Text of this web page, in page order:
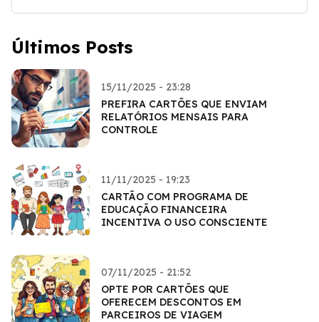
Últimos Posts
15/11/2025 - 23:28
PREFIRA CARTÕES QUE ENVIAM
RELATÓRIOS MENSAIS PARA
CONTROLE
11/11/2025 - 19:23
CARTÃO COM PROGRAMA DE
EDUCAÇÃO FINANCEIRA
INCENTIVA O USO CONSCIENTE
07/11/2025 - 21:52
OPTE POR CARTÕES QUE
OFERECEM DESCONTOS EM
PARCEIROS DE VIAGEM